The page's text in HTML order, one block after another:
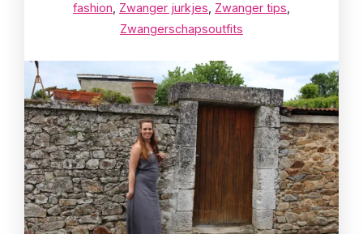
fashion Zwanger jurkjes Zwanger tips
Zwangerschapsoutfits